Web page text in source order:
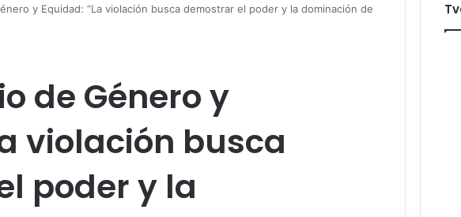
y Equidad: “La violación busca demostrar el poder y la dominación de
de Género y
violación busca
poder y la